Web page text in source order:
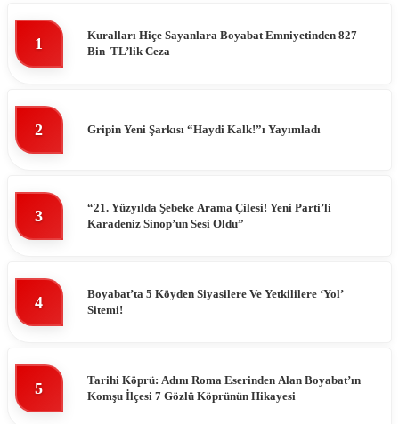
1
Kuralları Hiçe Sayanlara Boyabat Emniyetinden 827
Bin TL’lik Ceza
2 Gripin Yeni Şarkısı “Haydi Kalk!”ı Yayımladı
3
“21. Yüzyılda Şebeke Arama Çilesi! Yeni Parti’li
Karadeniz Sinop’un Sesi Oldu”
4
Boyabat’ta 5 Köyden Siyasilere Ve Yetkililere ‘Yol’
Sitemi!
5
Tarihi Köprü: Adını Roma Eserinden Alan Boyabat’ın
Komşu İlçesi 7 Gözlü Köprünün Hikayesi